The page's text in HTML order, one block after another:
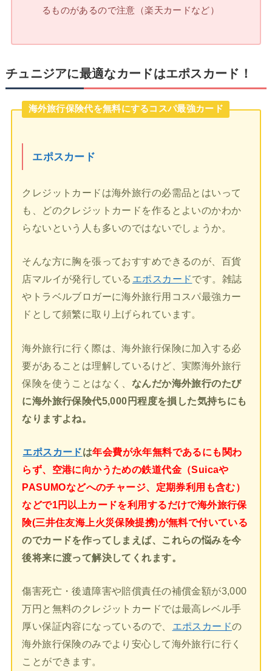
るものがあるので注意（楽天カードなど）
チュニジアに最適なカードはエポスカード！
海外旅行保険代を無料にするコスパ最強カード
エポスカード
クレジットカードは海外旅行の必需品とはいって
も、どのクレジットカードを作るとよいのかわか
らないという人も多いのではないでしょうか。
そんな方に胸を張っておすすめできるのが、百貨
店マルイが発行している エポスカードです。雑誌
やトラベルブロガーに海外旅行用コスパ最強カー
ドとして頻繁に取り上げられています。
海外旅行に行く際は、海外旅行保険に加入する必
要があることは理解しているけど、実際海外旅行
保険を使うことはなく、 なんだか海外旅行のたび
に海外旅行保険代5,000円程度を損した気持ちにも
なりますよね。
エポスカードは年会費が永年無料であるにも関わ
らず、空港に向かうための鉄道代金（Suicaや
PASUMOなどへのチャージ、定期券利用も含む）
などで1円以上カードを利用するだけで海外旅行保
険(三井住友海上火災保険提携)が無料で付いている
のでカードを作ってしまえば、これらの悩みを今
後将来に渡って解決してくれます。
傷害死亡・後遺障害や賠償責任の補償金額が3,000
万円と無料のクレジットカードでは最高レベル手
厚い保証内容になっているので、
エポスカードの
海外旅行保険のみでより安心して海外旅行に行く
ことができます。